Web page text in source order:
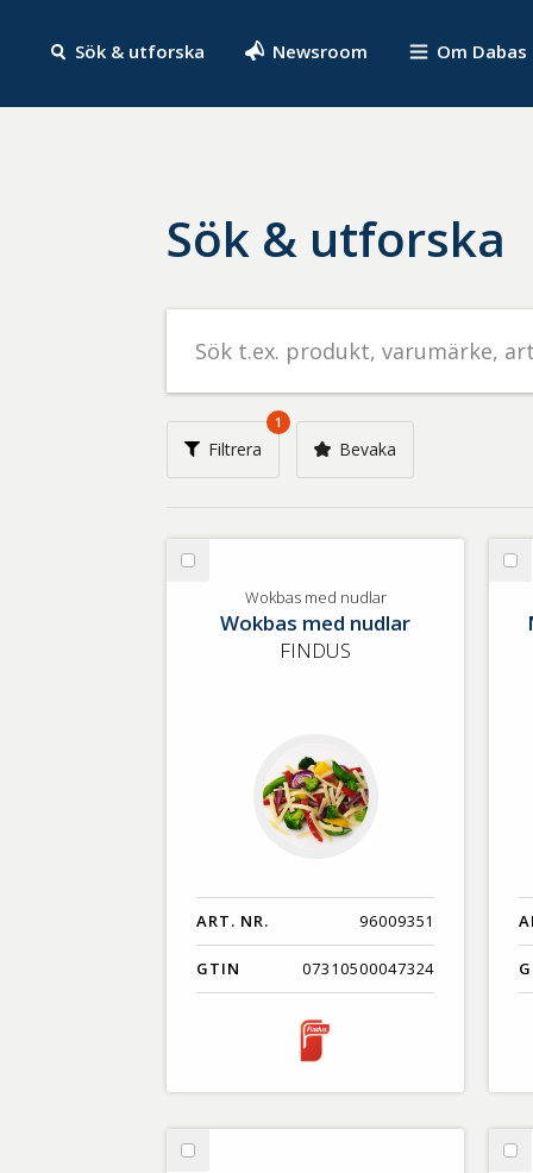
Sök & utforska Newsroom Om Dabas
Sök & utforska
Sök
livsmedel
på
t.ex.
produkt,
varumärke,
GTIN
Filtrera
1
Bevaka
Välj
Wokbas
med
Wokbas med nudlar
Wokbas med nudlar
FINDUS
ART. NR. 96009351
GTIN 07310500047324
Välj
Välj
Välj